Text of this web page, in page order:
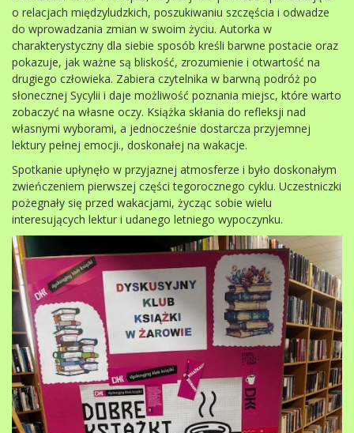
o relacjach międzyludzkich, poszukiwaniu szczęścia i odwadze
do wprowadzania zmian w swoim życiu. Autorka w
charakterystyczny dla siebie sposób kreśli barwne postacie oraz
pokazuje, jak ważne są bliskość, zrozumienie i otwartość na
drugiego człowieka. Zabiera czytelnika w barwną podróż po
słonecznej Sycylii i daje możliwość poznania miejsc, które warto
zobaczyć na własne oczy. Książka skłania do refleksji nad
własnymi wyborami, a jednocześnie dostarcza przyjemnej
lektury pełnej emocji., doskonałej na wakacje.
Spotkanie upłynęło w przyjaznej atmosferze i było doskonałym
zwieńczeniem pierwszej części tegorocznego cyklu. Uczestniczki
pożegnały się przed wakacjami, życząc sobie wielu
interesujących lektur i udanego letniego wypoczynku.